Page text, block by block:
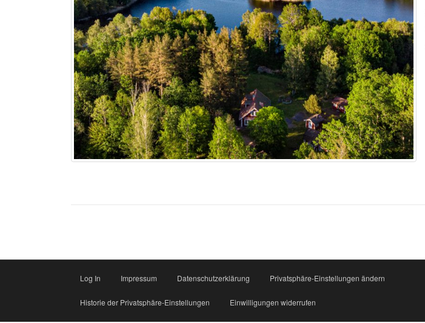
Log In Impressum Datenschutzerklärung Privatsphäre-Einstellungen ändern
Historie der Privatsphäre-Einstellungen Einwilligungen widerrufen